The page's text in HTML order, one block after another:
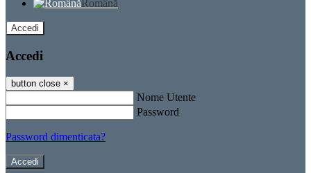
Română
Accedi
Accedi
button close ×
Nome Utente
Password
Password dimenticata?